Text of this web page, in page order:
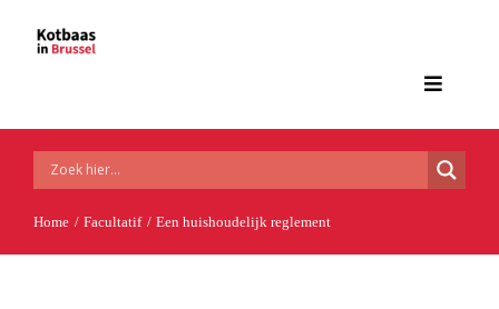
inhoud
Toggle
Home
Woningvoorschriften
Home Facultatif Een huishoudelijk reglement